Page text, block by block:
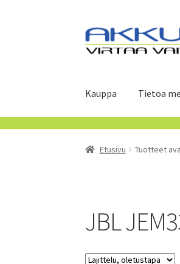
Siirry
navigointiin
Siirry
sisältöön
Kauppa Tietoa
Etusivu Tuotteet
JBL